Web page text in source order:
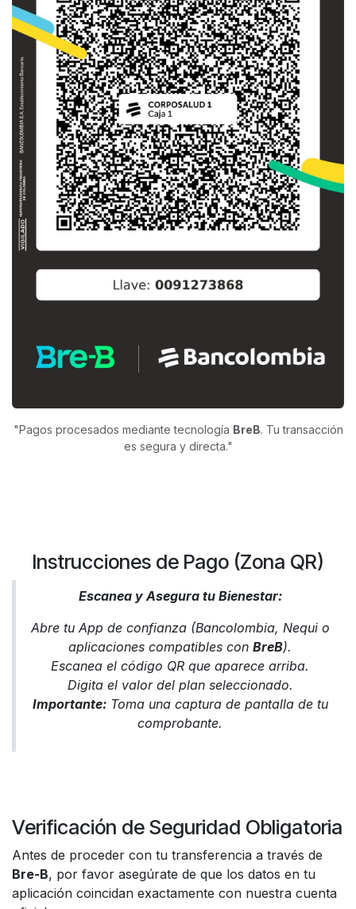
"Pagos procesados mediante tecnología BreB. Tu transacción
es segura y directa."
Instrucciones de Pago (Zona QR)
Escanea y Asegura tu Bienestar:
Abre tu App de confianza (Bancolombia, Nequi o
aplicaciones compatibles con BreB).
Escanea el código QR que aparece arriba.
Digita el valor del plan seleccionado.
Importante:Toma una captura de pantalla de tu
comprobante.
Verificación de Seguridad Obligatoria
Antes de proceder con tu transferencia a través de
Bre-B, por favor asegúrate de que los datos en tu
aplicación coincidan exactamente con nuestra cuenta